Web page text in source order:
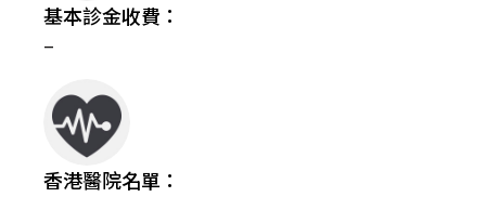
基本診金收費：
–
香港醫院名單：